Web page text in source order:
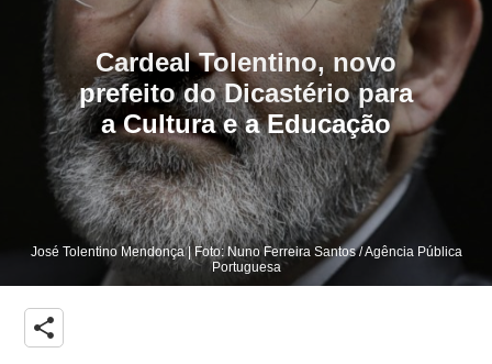
Cardeal Tolentino, novo
prefeito do Dicastério para
a Cultura e a Educação
José Tolentino Mendonça | Foto: Nuno Ferreira Santos / Agência Pública
Portuguesa
share